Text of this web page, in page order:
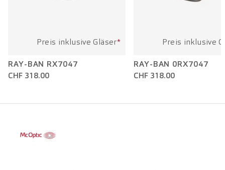
Preis inklusive Gläser*
RAY-BAN RX7047
CHF 318.00
Preis inklusive
RAY-BAN 0RX7047
CHF 318.00